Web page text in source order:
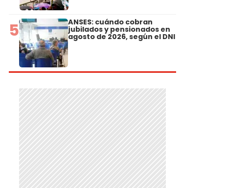
5 ANSES: cuándo cobran
jubilados y pensionados en
agosto de 2026, según el DNI